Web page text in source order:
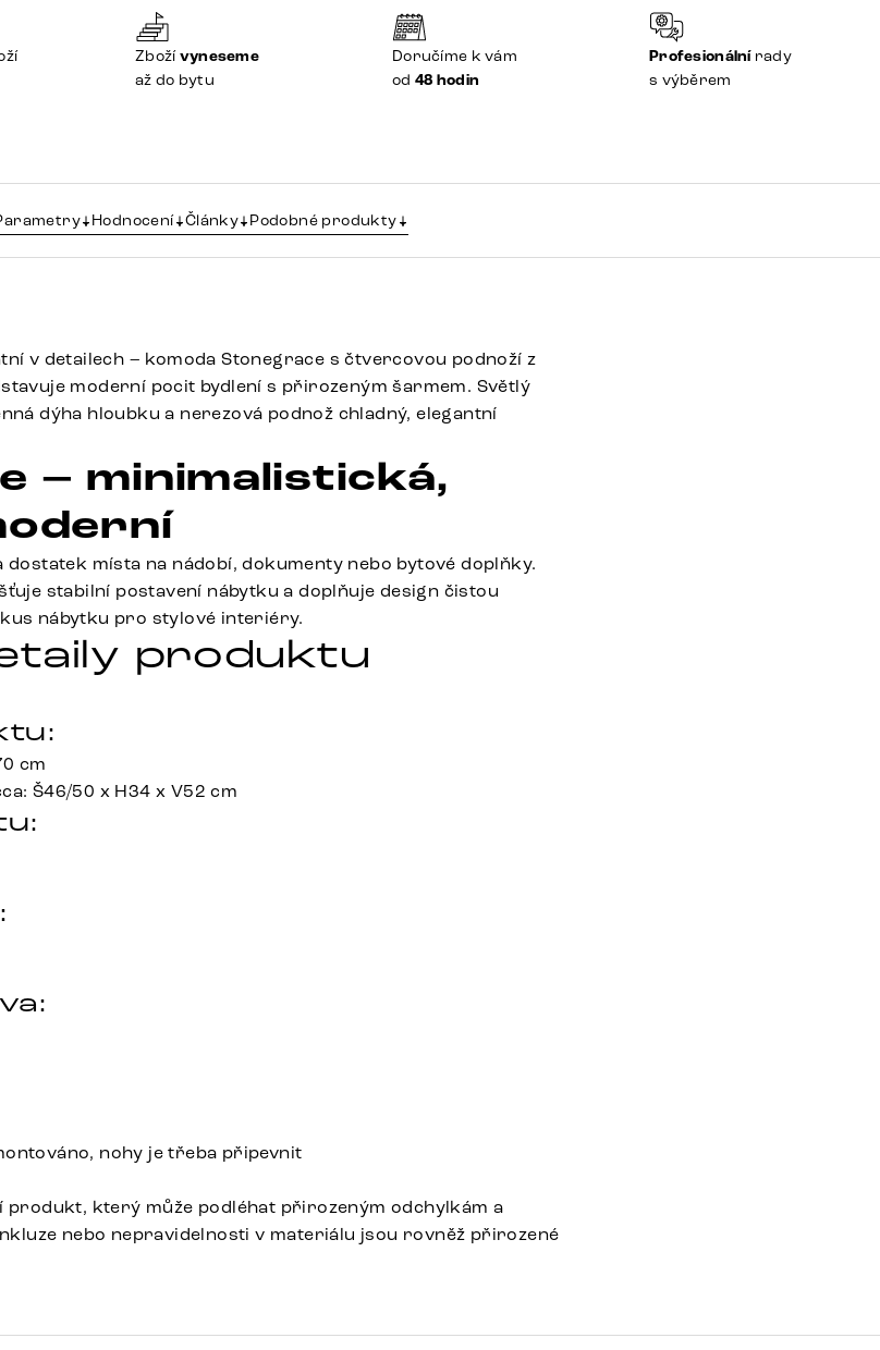
Zbožívyneseme
až do bytu
Doručíme k vám
od 48 hodin
Profesionálnírady
s výběrem
Hodnocení Články Podobné produkty
v detailech – komoda Stonegrace s čtvercovou podnoží z
moderní pocit bydlení s přirozeným šarmem. Světlý
dýha hloubku a nerezová podnož chladný, elegantní
– minimalistická,
místa na nádobí, dokumenty nebo bytové doplňky.
stabilní postavení nábytku a doplňuje design čistou
nábytku pro stylové interiéry.
produktu
cm
Š46/50 x H34 x V52 cm
nohy je třeba připevnit
produkt, který může podléhat přirozeným odchylkám a
nebo nepravidelnosti v materiálu jsou rovněž přirozené